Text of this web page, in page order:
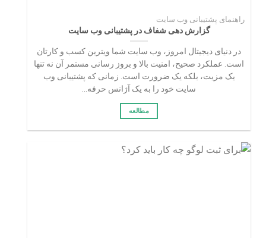
راهنمای پشتیبانی وب سایت
گزارش دهی شفاف در پشتیبانی وب سایت
در دنیای دیجیتال امروز، وب سایت شما ویترین کسب و کارتان
است. عملکرد صحیح، امنیت بالا و بروز رسانی مستمر آن نه تنها
یک مزیت، بلکه یک ضرورت است. زمانی که پشتیبانی وب
سایت خود را به یک آژانس حرفه...
مطالعه